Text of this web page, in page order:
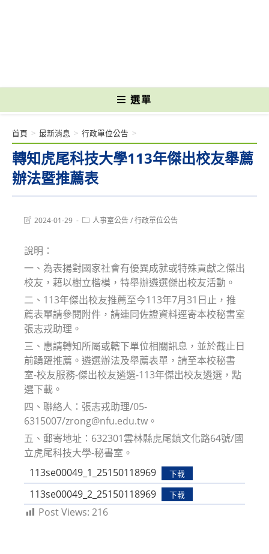
選單
轉知虎尾科技大學113年傑出校友舉薦
辦法暨推薦表
首頁 > 最新消息 > 行政單位公告 >
Post2024-01-29
Post人事室公告/行政單位公告
說明：
一、為表揚對國家社會有優異成就或特殊貢獻之傑出
校友，藉以樹立楷模，特舉辦遴選傑出校友活動。
二、113年傑出校友推薦至今113年7月31日止，推
薦表單請參閱附件，請連同佐證資料逕寄本校秘書室
張志戎助理。
三、惠請轉知所屬或轄下單位相關訊息，並於截止日
前踴躍推薦。遴選辦法及舉薦表單，請至本校秘書
室-校友服務-傑出校友遴選-113年傑出校友遴選，點
選下載。
四、聯絡人：張志戎助理/05-
6315007/zrong@nfu.edu.tw。
五、郵寄地址：632301雲林縣虎尾鎮文化路64號/國
立虎尾科技大學-秘書室。
113se00049_1_25150118969
下載
113se00049_2_25150118969 下載
Post Views: 216